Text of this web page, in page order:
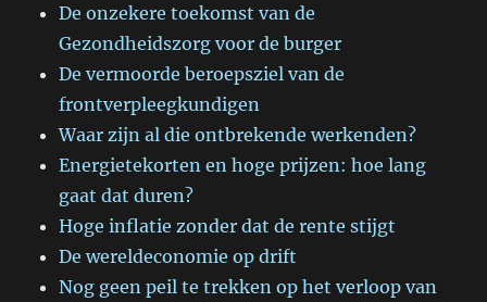
De onzekere toekomst van de
Gezondheidszorg voor de burger
De vermoorde beroepsziel van de
frontverpleegkundigen
Waar zijn al die ontbrekende werkenden?
Energietekorten en hoge prijzen: hoe lang
gaat dat duren?
Hoge inflatie zonder dat de rente stijgt
De wereldeconomie op drift
Nog geen peil te trekken op het verloop van